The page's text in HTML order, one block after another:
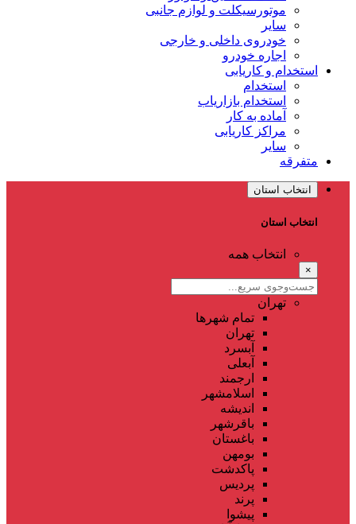
موتورسیکلت و لوازم جانبی
سایر
خودروی داخلی و خارجی
اجاره خودرو
استخدام و کاریابی
استخدام
استخدام بازاریاب
آماده به کار
مراکز کاریابی
سایر
متفرقه
انتخاب استان
انتخاب استان
انتخاب همه
×
تهران
تمام شهر‌ها
تهران
آبسرد
آبعلی
ارجمند
اسلامشهر
اندیشه
باقرشهر
باغستان
بومهن
پاکدشت
پردیس
پرند
پیشوا